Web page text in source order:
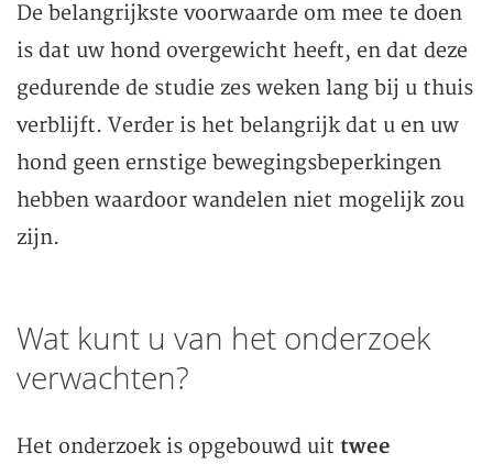
De belangrijkste voorwaarde om mee te doen
is dat uw hond overgewicht heeft, en dat deze
gedurende de studie zes weken lang bij u thuis
verblijft. Verder is het belangrijk dat u en uw
hond geen ernstige bewegingsbeperkingen
hebben waardoor wandelen niet mogelijk zou
zijn.
Wat kunt u van het onderzoek
verwachten?
Het onderzoek is opgebouwd uit twee